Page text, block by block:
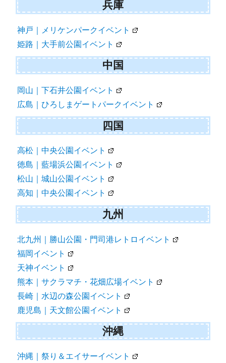
兵庫
神戸｜メリケンパークイベント
姫路｜大手前公園イベント
中国
岡山｜下石井公園イベント
広島｜ひろしまゲートパークイベント
四国
高松｜中央公園イベント
徳島｜藍場浜公園イベント
松山｜城山公園イベント
高知｜中央公園イベント
九州
北九州｜勝山公園・門司港レトロイベント
福岡イベント
天神イベント
熊本｜サクラマチ・花畑広場イベント
長崎｜水辺の森公園イベント
鹿児島｜天文館公園イベント
沖縄
沖縄｜祭り＆エイサーイベント